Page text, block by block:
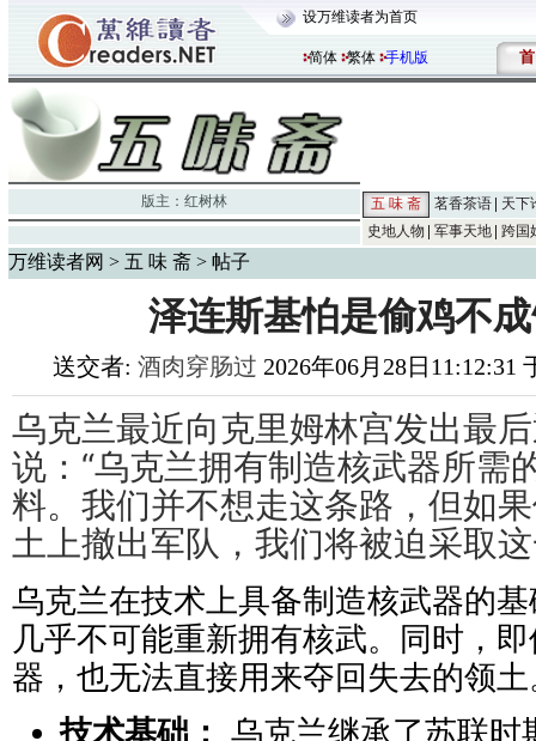
设万维读者为首页
简体 繁体 手机版 首
版主： 红树林 五 味 斋 茗香茶语
天下
史地人物
军事天地 跨国
万维读者网 > 五 味 斋 > 帖子
泽连斯基怕是偷鸡不
送交者: 酒肉穿肠过 2026年06月28日11:12:31
乌克兰最近向克里姆林宫发出最
说：“乌克兰拥有制造核武器所需
料。我们并不想走这条路，但如
土上撤出军队，我们将被迫采取
乌克兰在技术上具备制造核武器的
几乎不可能重新拥有核武。同时，
器，也无法直接用来夺回失去的领土
技术基础： 乌克兰继承了苏联时